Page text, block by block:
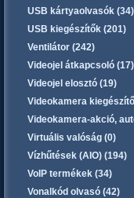
USB kártyaolvasók (34)
USB kiegészítők (201)
Ventilátor (242)
Videojel átkapcsoló (17)
Videojel elosztó (19)
Videokamera
Videokamera-akció,
Virtuális valóság (0)
Vízhűtések (AIO) (194)
VoIP termékek (34)
Vonalkód olvasó (42)